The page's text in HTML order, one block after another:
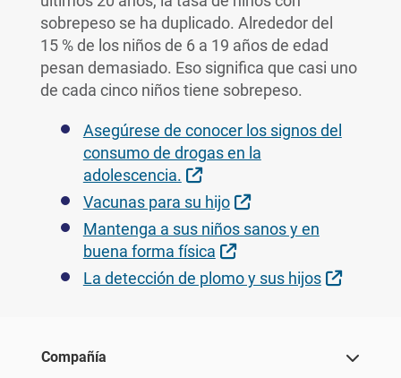
sobrepeso se ha duplicado. Alrededor del
15 % de los niños de 6 a 19 años de edad
pesan demasiado. Eso significa que casi uno
de cada cinco niños tiene sobrepeso.
Asegúrese de conocer los signos del
consumo de drogas en la
adolescencia.
External Link
Vacunas para su hijo
External Link
Mantenga a sus niños sanos y en
buena forma física
External Link
La detección de plomo y sus hijos
Compañía